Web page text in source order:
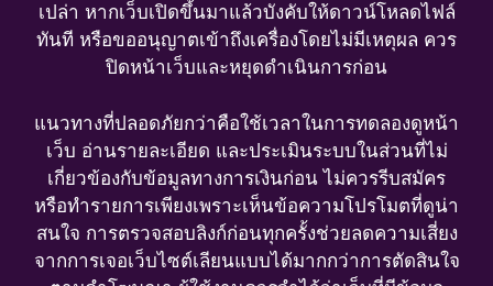
เปล่า หากเว็บเปิดขึ้นมาแล้วบังคับให้ดาวน์โหลดไฟล์
ทันที หรือขออนุญาตเข้าถึงเครื่องโดยไม่มีเหตุผล ควร
ปิดหน้าเว็บและหยุดดำเนินการก่อน
แนวทางที่ปลอดภัยกว่าคือใช้เวลาในการทดลองดูหน้า
เว็บ อ่านรายละเอียด และประเมินระบบในส่วนที่ไม่
เกี่ยวข้องกับข้อมูลทางการเงินก่อน ไม่ควรรีบสมัคร
หรือทำรายการเพียงเพราะเห็นข้อความโปรโมตที่ดูน่า
สนใจ การตรวจสอบลิงก์ก่อนทุกครั้งช่วยลดความเสี่ยง
จากการเจอเว็บไซต์เลียนแบบได้มากกว่าการตัดสินใจ